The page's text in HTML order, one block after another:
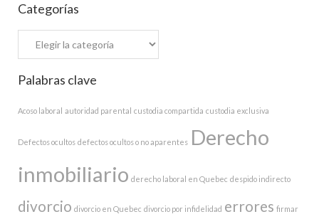
Categorías
Palabras clave
Acoso laboral autoridad parental custodia compartida custodia exclusiva
Defectos ocultos defectos ocultos o no aparentes Derecho
inmobiliario derecho laboral en Quebec despido indirecto
divorcio divorcio en Quebec divorcio por infidelidad errores firmar